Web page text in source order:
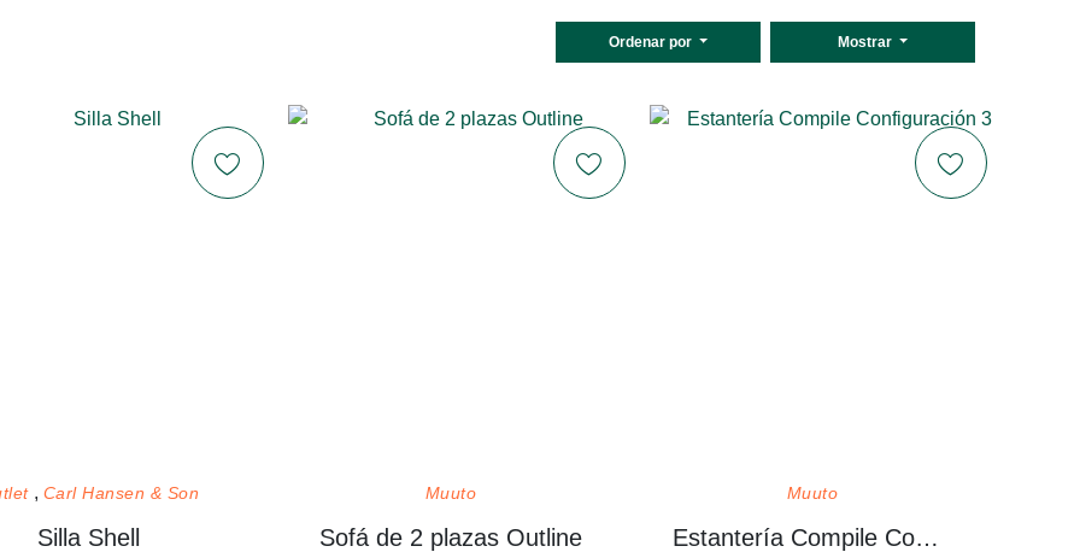
Ordenar por Mostrar
Carl Hansen & Son
Silla Shell
Muuto
Sofá de 2 plazas Outline
Muuto
Estantería Compile Configuración 3